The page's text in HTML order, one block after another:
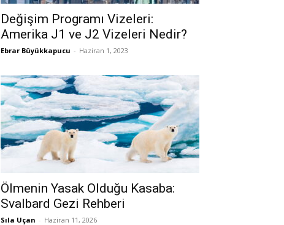
Değişim Programı Vizeleri:
Amerika J1 ve J2 Vizeleri Nedir?
Ebrar Büyükkapucu - Haziran 1, 2023
Ölmenin Yasak Olduğu Kasaba:
Svalbard Gezi Rehberi
Sıla Uçan - Haziran 11, 2026